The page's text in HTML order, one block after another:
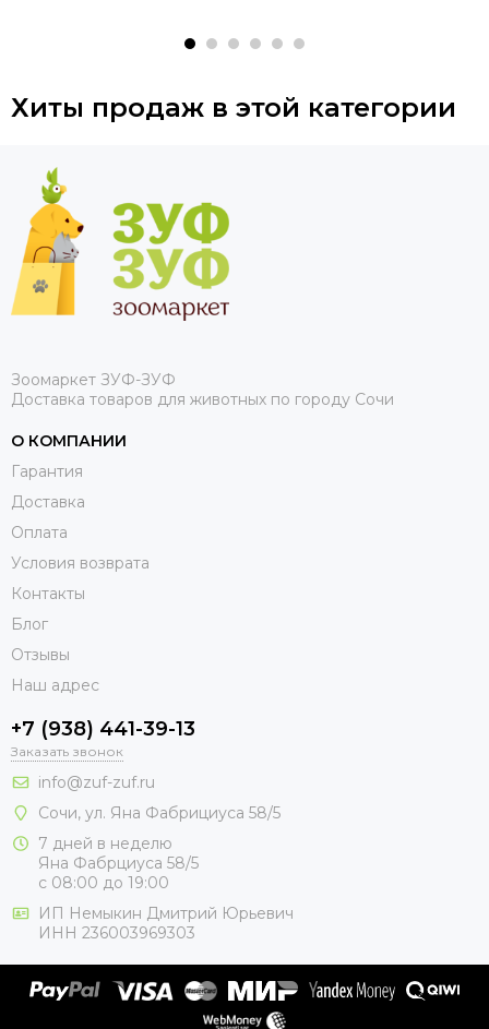
Хиты продаж в этой категории
Зоомаркет ЗУФ-ЗУФ
Доставка товаров для животных по городу Сочи
О КОМПАНИИ
Гарантия
Доставка
Оплата
Условия возврата
Контакты
Блог
Отзывы
Наш адрес
+7 (938) 441-39-13
Заказать звонок
info@zuf-zuf.ru
Сочи, ул. Яна Фабрициуса 58/5
7 дней в неделю
Яна Фабрциуса 58/5
с 08:00 до 19:00
ИП Немыкин Дмитрий Юрьевич
ИНН 236003969303